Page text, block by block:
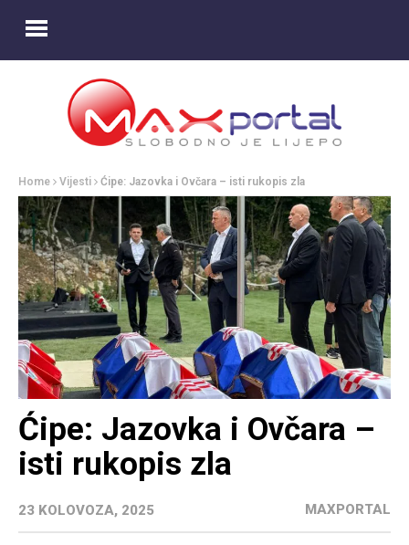
Home Vijesti Ćipe: Jazovka i Ovčara – isti rukopis zla
Ćipe: Jazovka i Ovčara –
isti rukopis zla
23 KOLOVOZA, 2025 MAXPORTAL